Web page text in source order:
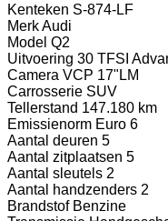
Kenteken S-874-LF
MerkAudi
Model Q2
Uitvoering 30 TFSI
Camera VCP 17"LM
Carrosserie SUV
Tellerstand 147.180 km
Emissienorm Euro 6
Aantal deuren 5
Aantal zitplaatsen 5
Aantal sleutels 2
Aantal handzenders 2
Brandstof Benzine